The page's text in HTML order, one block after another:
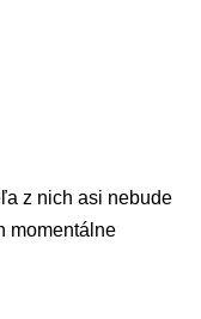
z nich asi nebude
momentálne